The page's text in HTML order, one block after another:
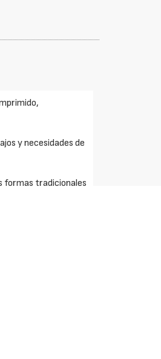
y necesidades de
formas tradicionales